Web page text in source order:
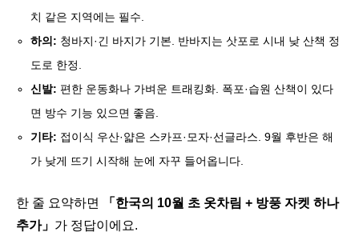
치 같은 지역에는 필수.
하의: 청바지·긴 바지가 기본. 반바지는 삿포로 시내 낮 산책 정
도로 한정.
신발: 편한 운동화나 가벼운 트래킹화. 폭포·습원 산책이 있다
면 방수 기능 있으면 좋음.
기타: 접이식 우산·얇은 스카프·모자·선글라스. 9월 후반은 해
가 낮게 뜨기 시작해 눈에 자꾸 들어옵니다.
한 줄 요약하면
「한국의 10월 초 옷차림 + 방풍 자켓 하나
추가」 가 정답이에요.